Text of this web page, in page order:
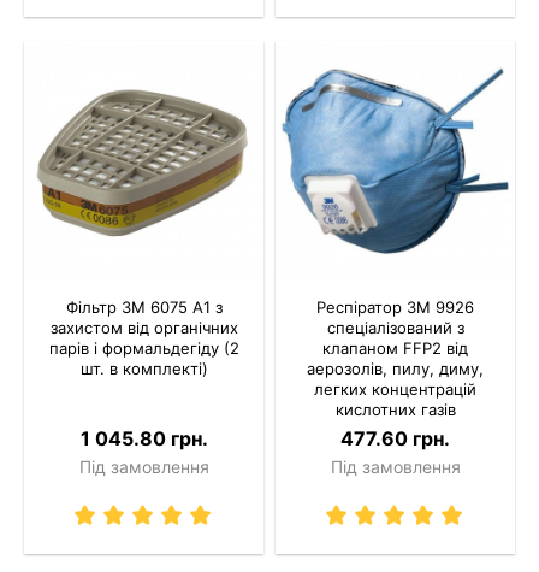
Фільтр 3M 6075 A1 з
захистом від органічних
парів і формальдегіду (2
шт. в комплекті)
1 045.80 грн.
Під замовлення
Респіратор 3M 9926
спеціалізований з
клапаном FFP2 від
аерозолів, пилу, диму,
легких концентрацій
кислотних газів
477.60 грн.
Під замовлення